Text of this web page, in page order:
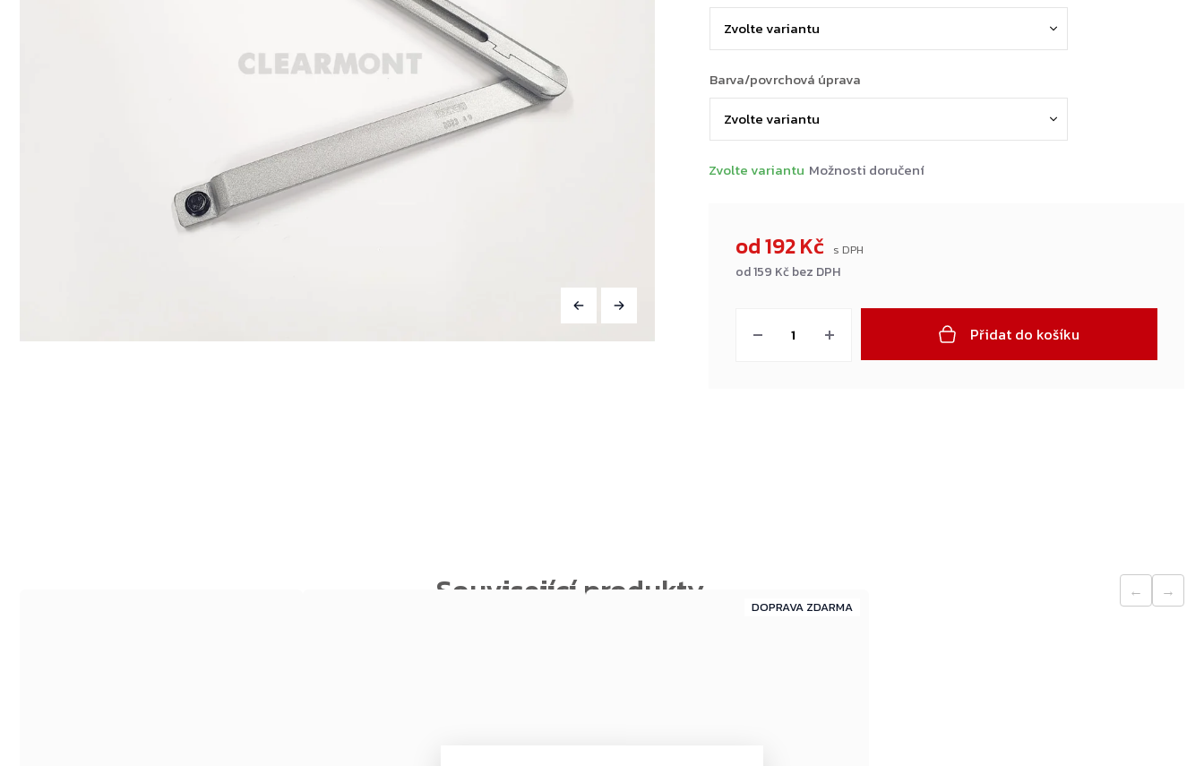
od192 Kč
od159 Kčbez DPH
Zvolte variantu Možnosti doručení
Barva/povrchová úprava
Přidat do košíku
← →
ZDARMA